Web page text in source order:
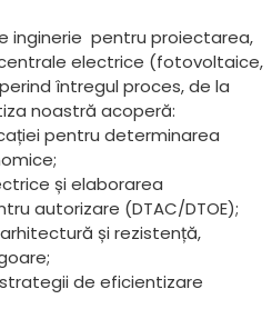
inginerie pentru proiectarea,
electrice (fotovoltaice,
întregul proces, de la
noastră acoperă:
pentru determinarea
și elaborarea
autorizare (DTAC/DTOE);
și rezistență,
de eficientizare